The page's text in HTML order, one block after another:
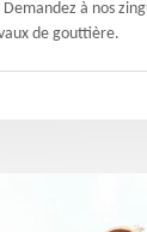
à nos
de gouttière.